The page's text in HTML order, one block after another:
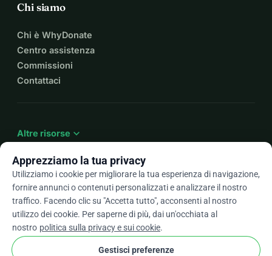
Chi siamo
Chi è WhyDonate
Centro assistenza
Commissioni
Contattaci
Altre risorse expand_more
It arrow_drop_down
★★★★★4,9 / 5 basato su oltre 500 recensioni
Apprezziamo la tua privacy
Utilizziamo i cookie per migliorare la tua esperienza di navigazione,
fornire annunci o contenuti personalizzati e analizzare il nostro
traffico. Facendo clic su "Accetta tutto", acconsenti al nostro
utilizzo dei cookie. Per saperne di più, dai un'occhiata al
nostro politica sulla privacy e sui cookie.
Gestisci preferenze